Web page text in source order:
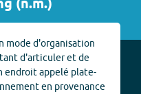
(n.m.)
mode d'organisation
d'articuler et de
endroit appelé plate-
en provenance